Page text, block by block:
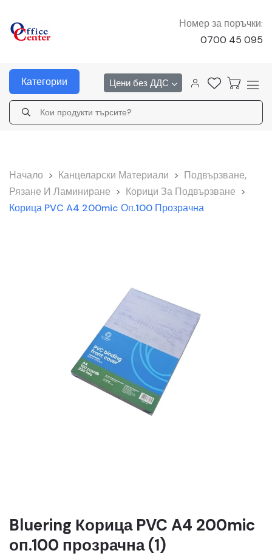
Номер за поръчки:
0700 45 095
Категории Цени без ДДС
Начало > Канцеларски Материали > Подвързване,
Рязане И Ламиниране > Корици За Подвързване >
Корица PVC A4 200mic Оп.100 Прозрачна
Bluering Корица PVC A4 200mic
оп.100 прозрачна (1)